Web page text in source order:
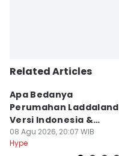
Related Articles
Apa Bedanya
Perumahan Laddaland
Versi Indonesia &
Thailand?
08 Agu 2026, 20:07 WIB
Hype